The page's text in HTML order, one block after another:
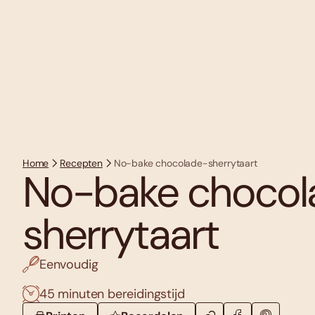
Home Recepten No-bake chocolade-sherrytaart
No-bake
sherrytaart
Eenvoudig
45 minuten bereidingstijd